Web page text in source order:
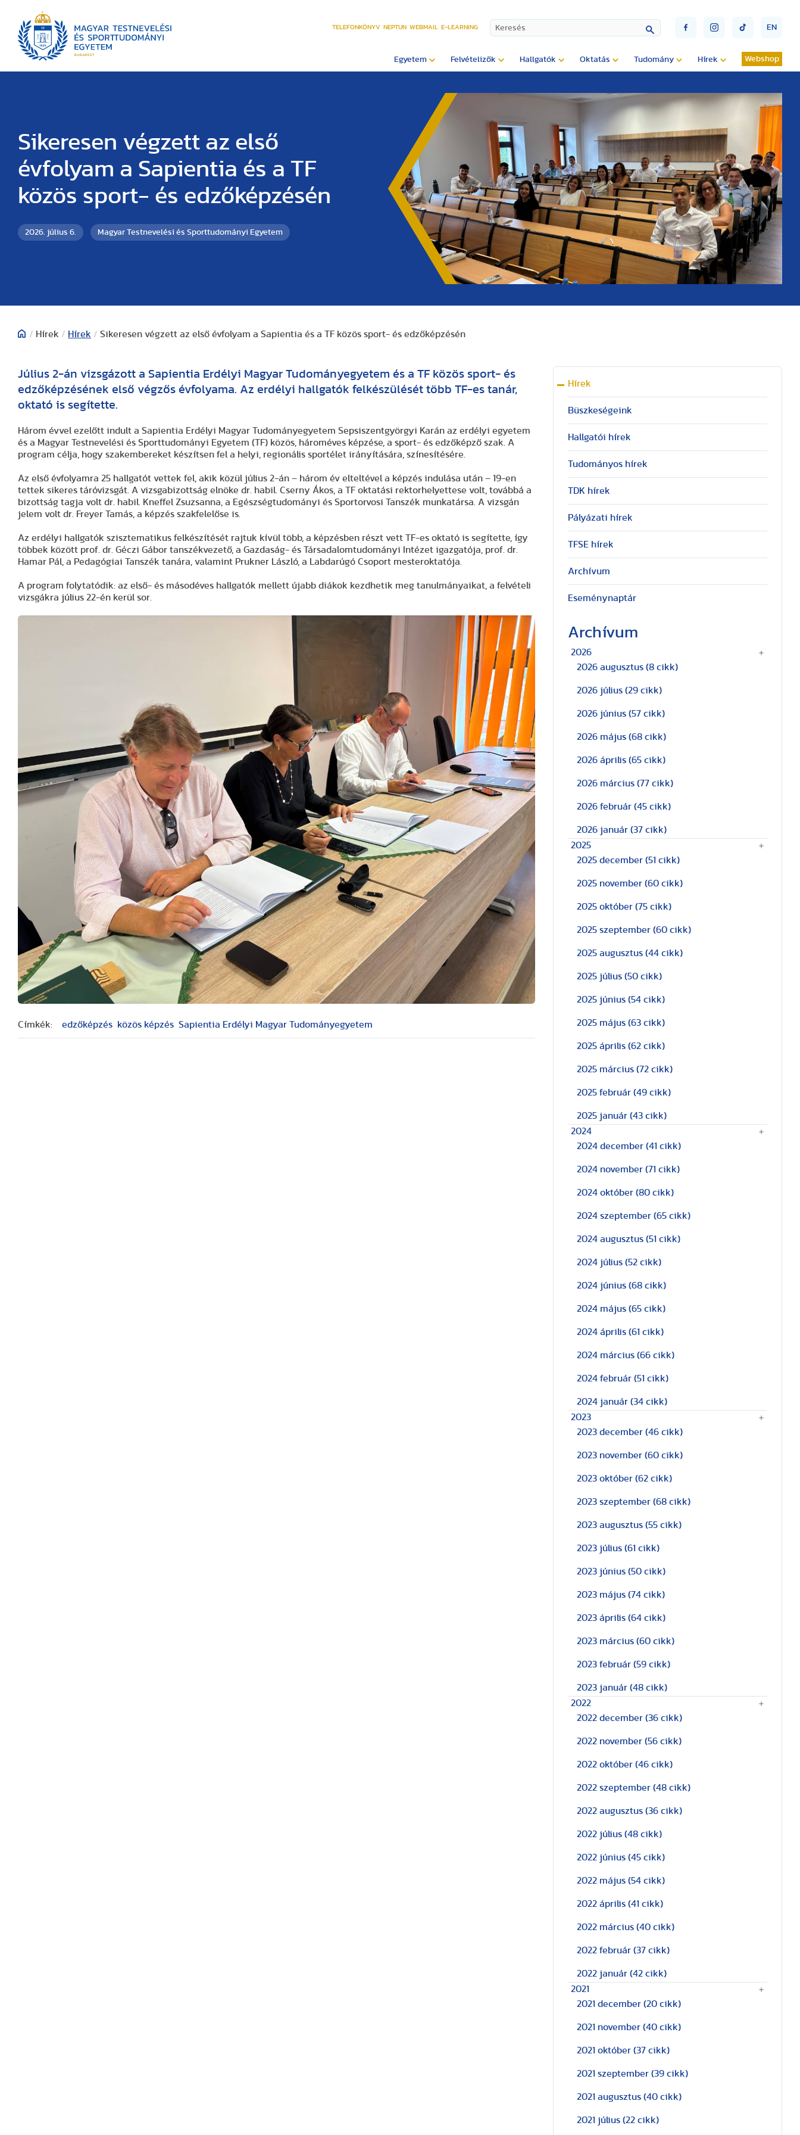
TELEFONKÖNYV NEPTUN WEBMAIL E-LEARNING EN
Egyetem Felvételizők Hallgatók Oktatás Tudomány Hírek Webshop
Sikeresen végzett az első
évfolyam a Sapientia és a TF
közös sport- és edzőképzésén
2026. július 6. Magyar Testnevelési és Sporttudományi Egyetem
/ Hírek / Hírek / Sikeresen végzett az első évfolyam a Sapientia és a TF közös sport- és edzőképzésén
Július 2-án vizsgázott a Sapientia Erdélyi Magyar Tudományegyetem és a TF közös sport- és
edzőképzésének első végzős évfolyama. Az erdélyi hallgatók felkészülését több TF-es tanár,
oktató is segítette.
Három évvel ezelőtt indult a Sapientia Erdélyi Magyar Tudományegyetem Sepsiszentgyörgyi Karán az erdélyi egyetem
és a Magyar Testnevelési és Sporttudományi Egyetem (TF) közös, hároméves képzése, a sport- és edzőképző szak. A
program célja, hogy szakembereket készítsen fel a helyi, regionális sportélet irányítására, színesítésére.
Az első évfolyamra 25 hallgatót vettek fel, akik közül július 2-án – három év elteltével a képzés indulása után – 19-en
tettek sikeres táróvizsgát. A vizsgabizottság elnöke dr. habil. Cserny Ákos, a TF oktatási rektorhelyettese volt, továbbá a
bizottság tagja volt dr. habil. Kneffel Zsuzsanna, a Egészségtudományi és Sportorvosi Tanszék munkatársa. A vizsgán
jelem volt dr. Freyer Tamás, a képzés szakfelelőse is.
Az erdélyi hallgatók szisztematikus felkészítését rajtuk kívül több, a képzésben részt vett TF-es oktató is segítette, így
többek között prof. dr. Géczi Gábor tanszékvezető, a Gazdaság- és Társadalomtudományi Intézet igazgatója, prof. dr.
Hamar Pál, a Pedagógiai Tanszék tanára, valamint Prukner László, a Labdarúgó Csoport mesteroktatója.
A program folytatódik: az első- és másodéves hallgatók mellett újabb diákok kezdhetik meg tanulmányaikat, a felvételi
vizsgákra július 22-én kerül sor.
Címkék: edzőképzés közös képzés Sapientia Erdélyi Magyar Tudományegyetem
Hírek
Büszkeségeink
Hallgatói hírek
Tudományos hírek
TDK hírek
Pályázati hírek
TFSE hírek
Archívum
Eseménynaptár
Archívum
2026
2026 augusztus (8 cikk)
2026 július (29 cikk)
2026 június (57 cikk)
2026 május (68 cikk)
2026 április (65 cikk)
2026 március (77 cikk)
2026 február (45 cikk)
2026 január (37 cikk)
2025
2025 december (51 cikk)
2025 november (60 cikk)
2025 október (75 cikk)
2025 szeptember (60 cikk)
2025 augusztus (44 cikk)
2025 július (50 cikk)
2025 június (54 cikk)
2025 május (63 cikk)
2025 április (62 cikk)
2025 március (72 cikk)
2025 február (49 cikk)
2025 január (43 cikk)
2024
2024 december (41 cikk)
2024 november (71 cikk)
2024 október (80 cikk)
2024 szeptember (65 cikk)
2024 augusztus (51 cikk)
2024 július (52 cikk)
2024 június (68 cikk)
2024 május (65 cikk)
2024 április (61 cikk)
2024 március (66 cikk)
2024 február (51 cikk)
2024 január (34 cikk)
2023
2023 december (46 cikk)
2023 november (60 cikk)
2023 október (62 cikk)
2023 szeptember (68 cikk)
2023 augusztus (55 cikk)
2023 július (61 cikk)
2023 június (50 cikk)
2023 május (74 cikk)
2023 április (64 cikk)
2023 március (60 cikk)
2023 február (59 cikk)
2023 január (48 cikk)
2022
2022 december (36 cikk)
2022 november (56 cikk)
2022 október (46 cikk)
2022 szeptember (48 cikk)
2022 augusztus (36 cikk)
2022 július (48 cikk)
2022 június (45 cikk)
2022 május (54 cikk)
2022 április (41 cikk)
2022 március (40 cikk)
2022 február (37 cikk)
2022 január (42 cikk)
2021
2021 december (20 cikk)
2021 november (40 cikk)
2021 október (37 cikk)
2021 szeptember (39 cikk)
2021 augusztus (40 cikk)
2021 július (22 cikk)